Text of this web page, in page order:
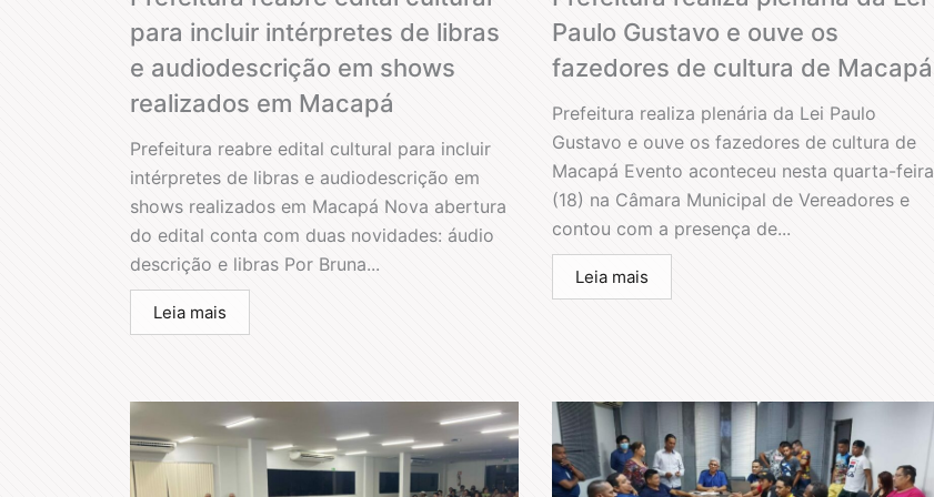
para incluir intérpretes de libras
e audiodescrição em shows
realizados em Macapá
Prefeitura reabre edital cultural para incluir
intérpretes de libras e audiodescrição em
shows realizados em Macapá Nova abertura
do edital conta com duas novidades: áudio
descrição e libras Por Bruna...
Leia mais
Paulo Gustavo e ouve os
fazedores de cultura de Macapá
Prefeitura realiza plenária da Lei Paulo
Gustavo e ouve os fazedores de cultura de
Macapá Evento aconteceu nesta quarta-feira
(18) na Câmara Municipal de Vereadores e
contou com a presença de...
Leia mais